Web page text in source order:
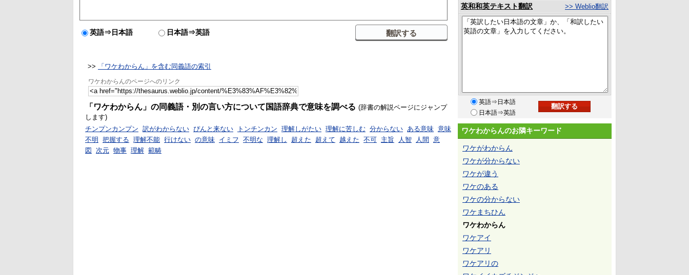
英語⇒日本語 日本語⇒英語
>> 「ワケわからん」を含む同義語の索引
ワケわからんのページへのリンク
「ワケわからん」の同義語・別の言い方について国語辞典で意味を調べる (辞書の解説ページにジャンプ
します)
チンプンカンプン 訳がわからない ぴんと来ない トンチンカン 理解しがたい 理解に苦しむ 分からない ある意味 意味
不明
把握する 理解不能 行けない の意味 イミフ 不明な 理解し 超えた 超えて 越えた 不可 主旨 人智 人間
意
図
次元 物事 理解 範畴
英和和英テキスト翻訳 >> Weblio翻訳
英語⇒日本語
日本語⇒英語
ワケわからんのお隣キーワード
ワケがわからん
ワケが分からない
ワケが違う
ワケのある
ワケの分からない
ワケまちひん
ワケわからん
ワケアイ
ワケアリ
ワケアリの